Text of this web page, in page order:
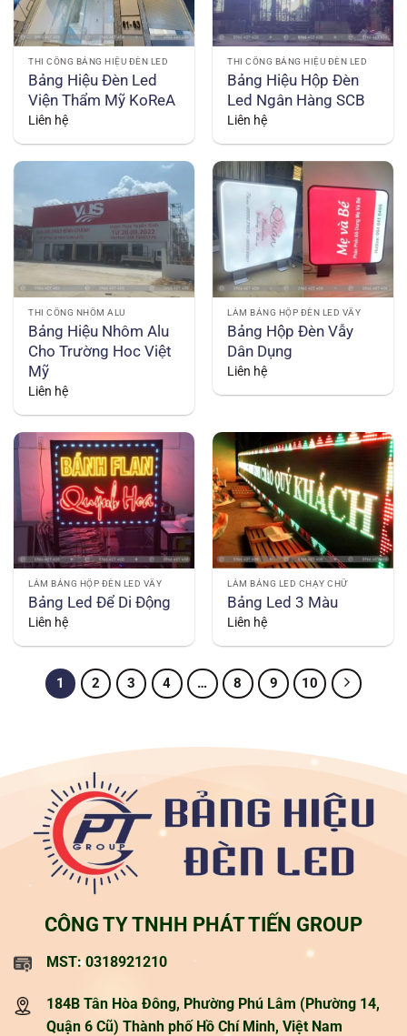
THI CÔNG BẢNG HIỆU ĐÈN LED
Bảng Hiệu Đèn Led
Viện Thẩm Mỹ KoReA
Liên hệ
THI CÔNG BẢNG HIỆU ĐÈN LED
Bảng Hiệu Hộp Đèn
Led Ngân Hàng SCB
Liên hệ
THI CÔNG NHÔM ALU
Bảng Hiệu Nhôm Alu
Cho Trường Hoc Việt
Mỹ
Liên hệ
LÀM BẢNG HỘP ĐÈN LED VẪY
Bảng Hộp Đèn Vẫy
Dân Dụng
Liên hệ
LÀM BẢNG HỘP ĐÈN LED VẪY
Bảng Led Để Di Động
Liên hệ
LÀM BẢNG LED CHẠY CHỮ
Bảng Led 3 Màu
Liên hệ
1 2 3 4 … 8 9 10
CÔNG TY TNHH PHÁT TIẾN GROUP
MST: 0318921210
184B Tân Hòa Đông, Phường Phú Lâm (Phường 14,
Quận 6 Cũ) Thành phố Hồ Chí Minh, Việt Nam